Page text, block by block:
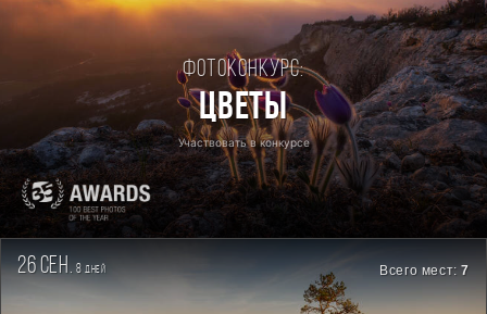
Фотоконкурс:
Цветы
Участвовать в конкурсе
26 сен. 8дней Всего мест:7